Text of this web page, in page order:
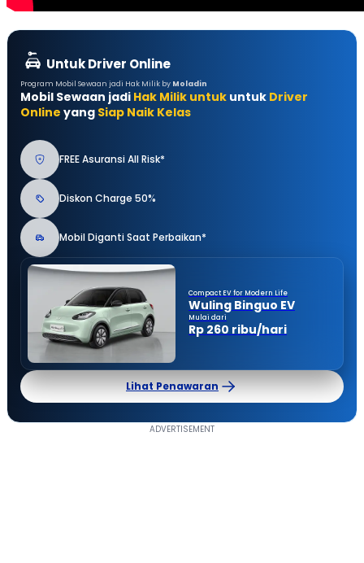
Untuk Driver Online
Program Mobil Sewaan jadi Hak Milik by Moladin
Mobil Sewaan jadi Hak Milik untuk untuk Driver
Online yang Siap Naik Kelas
FREE Asuransi All Risk*
Diskon Charge 50%
Mobil Diganti Saat Perbaikan*
Compact EV for Modern Life
Wuling Binguo EV
Mulai dari
Rp 260 ribu/hari
Lihat Penawaran